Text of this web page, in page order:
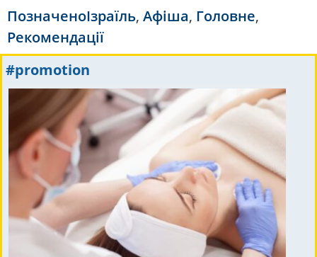
ПозначеноІзраїль, Афіша, Головне,
Рекомендації
#promotion